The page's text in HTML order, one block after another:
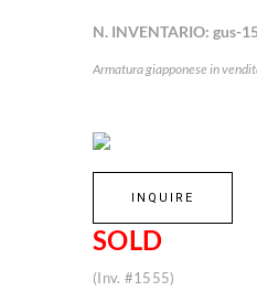
N. INVENTARIO: gus-
Armatura giapponese in
INQUIRE
SOLD
(Inv. #1555)